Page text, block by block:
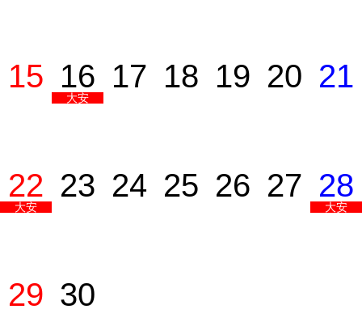
15 16
大安
17 18 19 20 21
22
大安
23 24 25 26 27 28
大安
29 30